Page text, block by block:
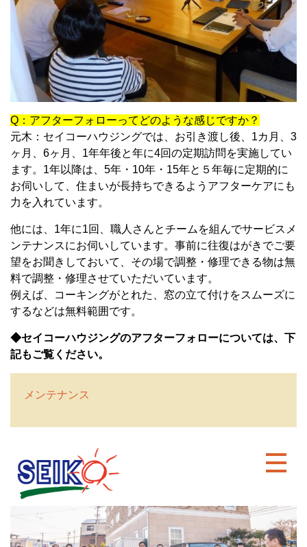
Q：アフターフォローってどのような感じですか？
元木：セイコーハウジングでは、お引き渡し後、1カ月、3
ヶ月、6ヶ月、1年年後と年に4回の定期訪問を実施してい
ます。1年以降は、5年・10年・15年と５年毎に定期的に
お伺いして、住まいが長持ちできるようアフターケアにも
力を入れています。
他には、1年に1回、職人さんとチームを組んでサービスメ
ンテナンスにお伺いしています。事前に往復はがきでご要
望をお聞きしておいて、その場で調整・修理できる物は無
料で調整・修理させていただいています。
例えば、コーキングがとれた、窓の立て付けをスムーズに
するなどは無料範囲です。
◆セイコーハウジングのアフターフォローについては、下
記もご覧ください。
メンテナンス